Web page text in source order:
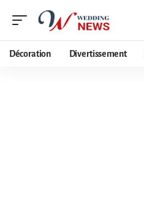
Décoration Divertissement